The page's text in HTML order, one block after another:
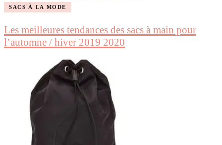
SACS À LA MODE
Les meilleures tendances des sacs à main pour
l’automne / hiver 2019 2020